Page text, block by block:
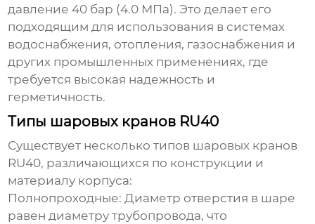
давление 40 бар (4.0 МПа). Это делает его
подходящим для использования в системах
водоснабжения, отопления, газоснабжения и
других промышленных применениях, где
требуется высокая надежность и
герметичность.
Типы шаровых кранов RU40
Существует несколько типов шаровых кранов
RU40, различающихся по конструкции и
материалу корпуса:
Полнопроходные: Диаметр отверстия в шаре
равен диаметру трубопровода, что